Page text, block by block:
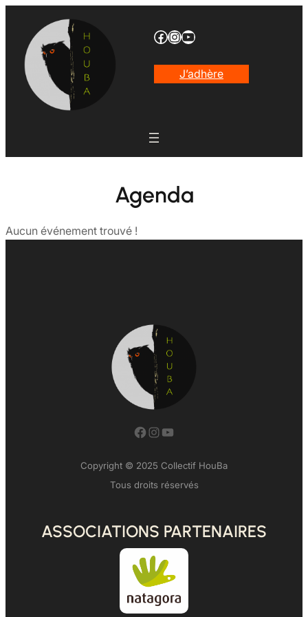
contenu
Facebook InstagramYouTube
J’adhère
Agenda
Aucun événement trouvé !
Facebook
Instagram
YouTube
Copyright © 2025 Collectif HouBa
Tous droits réservés
ASSOCIATIONS PARTENAIRES